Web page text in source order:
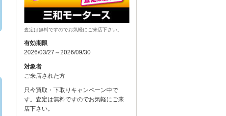
査定は無料ですのでお気軽にご来店下さい。
有効期限
2026/03/27～2026/09/30
対象者
ご来店された方
只今買取・下取りキャンペーン中で
す。査定は無料ですのでお気軽にご来
店下さい。